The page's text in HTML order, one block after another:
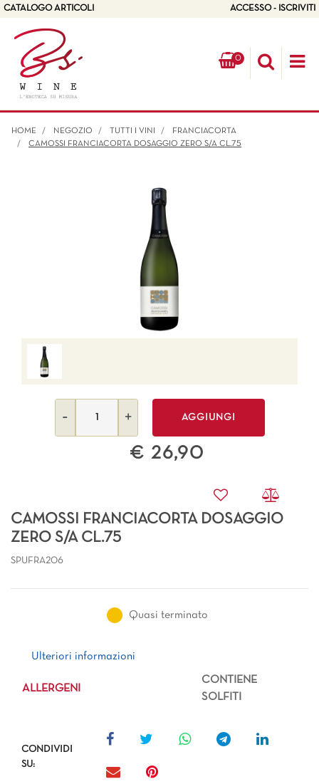
CATALOGO ARTICOLI ACCESSO - ISCRIVITI
0
HOME NEGOZIO TUTTI I VINI
FRANCIACORTA
CAMOSSI FRANCIACORTA DOSAGGIO ZERO S/A CL.75
AGGIUNGI
€ 26,90
CAMOSSI FRANCIACORTA DOSAGGIO
ZERO S/A CL.75
SPUFRA206
Quasi terminato
Ulteriori informazioni
Ulteriori informazioni
ALLERGENI
CONTIENE
SOLFITI
CONDIVIDI
SU: